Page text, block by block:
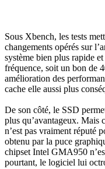
Sous Xbench, les tests
changements opérés sur
système bien plus rapide
fréquence, soit un bon de
amélioration des
cache elle aussi plus
De son côté, le SSD
plus qu’avantageux. Mais
n’est pas vraiment réputé
obtenu par la puce
chipset Intel GMA950
pourtant, le logiciel lui